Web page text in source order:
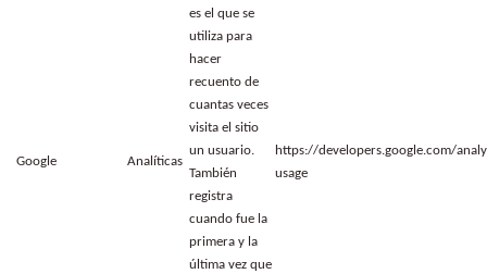
Google Analíticas
es el que se
utiliza para
hacer
recuento de
cuantas veces
visita el sitio
un usuario.
También
registra
cuando fue la
primera y la
última vez que
https://developers.google.com/
usage